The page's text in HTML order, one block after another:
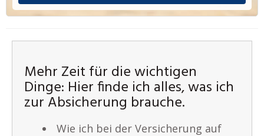
Mehr Zeit für die wichtigen
Dinge: Hier finde ich alles, was ich
zur Absicherung brauche.
Wie ich bei der Versicherung auf